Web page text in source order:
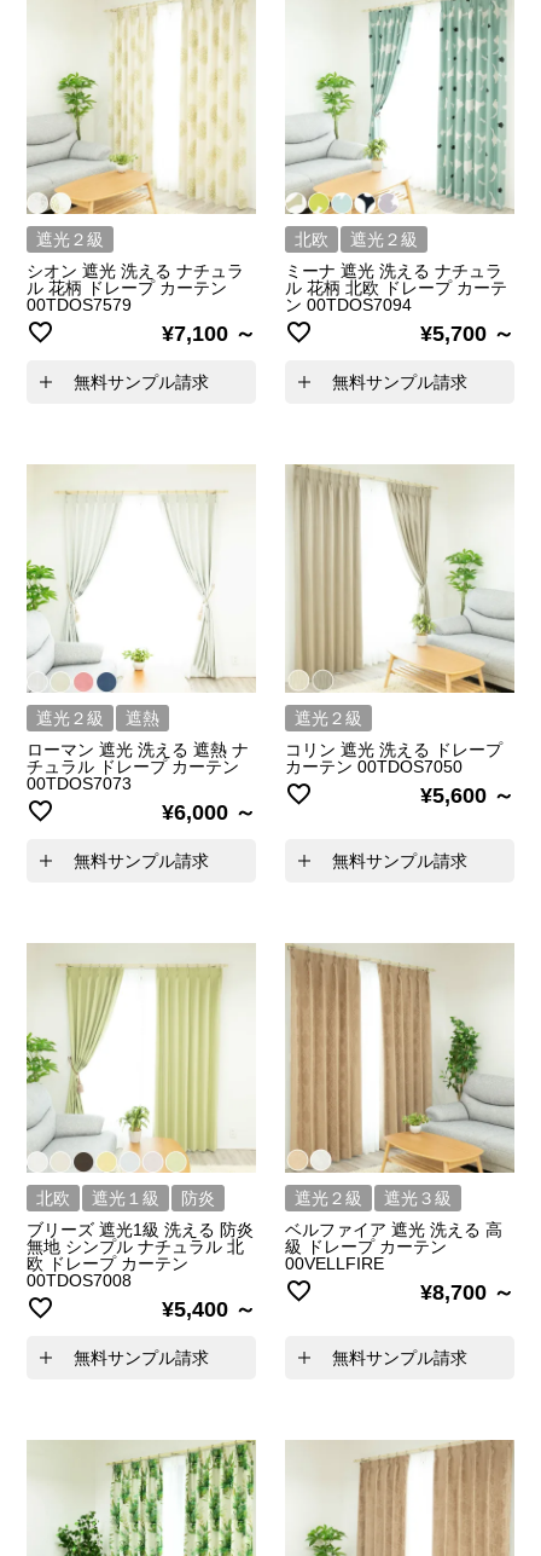
遮光２級
シオン 遮光 洗える ナチュラ
ル 花柄 ドレープ カーテン
00TDOS7579
¥7,100
無料サンプル請求
北欧
遮光２級
ミーナ 遮光 洗える ナチュラ
ル 花柄 北欧 ドレープ カーテ
ン 00TDOS7094
¥5,700
無料サンプル請求
遮光２級
遮熱
ローマン 遮光 洗える 遮熱 ナ
チュラル ドレープ カーテン
00TDOS7073
¥6,000
無料サンプル請求
遮光２級
コリン 遮光 洗える ドレープ
カーテン 00TDOS7050
¥5,600
無料サンプル請求
北欧 遮光１級
防炎
ブリーズ 遮光1級 洗える 防炎
無地 シンプル ナチュラル 北
欧 ドレープ カーテン
00TDOS7008
¥5,400
無料サンプル請求
遮光２級
遮光３級
ベルファイア 遮光 洗える 高
級 ドレープ カーテン
00VELLFIRE
¥8,700
無料サンプル請求